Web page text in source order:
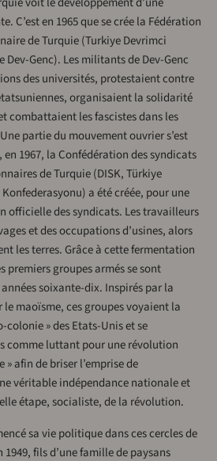
C’est en 1965 que se crée la Fédération
de Turquie (Turkiye Devrimci
Dev-Genc). Les militants de Dev-Genc
des universités, protestaient contre
organisaient la solidarité
combattaient les fascistes dans les
partie du mouvement ouvrier s’est
1967, la Confédération des syndicats
de Turquie (DISK, Türkiye
a été créée, pour une
officielle des syndicats. Les travailleurs
et des occupations d’usines, alors
les terres. Grâce à cette fermentation
groupes armés se sont
soixante-dix. Inspirés par la
maoïsme, ces groupes voyaient la
colonie » des Etats-Unis et se
comme luttant pour une révolution
afin de briser l’emprise de
véritable indépendance nationale et
étape, socialiste, de la révolution.
sa vie politique dans ces cercles de
fils d’une famille de paysans